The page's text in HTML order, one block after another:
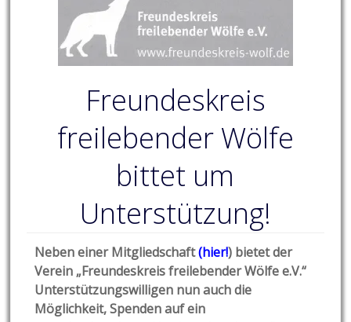
Freundeskreis
freilebender Wölfe
bittet um
Unterstützung!
Neben einer Mitgliedschaft(hier!) bietet der
Verein „Freundeskreis freilebender Wölfe e.V.“
Unterstützungswilligen nun auch die
Möglichkeit, Spenden auf ein